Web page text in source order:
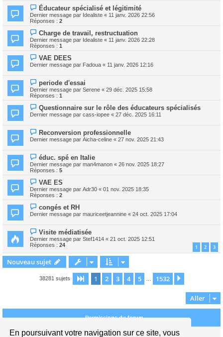
En poursuivant votre navigation sur ce site, vous
Éducateur spécialisé et légitimité
Dernier message par Idealiste « 11 janv. 2026 22:56
Réponses : 2
Charge de travail, restructuation
Dernier message par Idealiste « 11 janv. 2026 22:28
Réponses : 1
VAE DEES
Dernier message par Fadoua « 11 janv. 2026 12:16
periode d'essai
Dernier message par Serene « 29 déc. 2025 15:58
Réponses : 1
Questionnaire sur le rôle des éducateurs spécialisés
Dernier message par cass-iopee « 27 déc. 2025 16:11
Reconversion professionnelle
Dernier message par Aicha-celine « 27 nov. 2025 21:43
éduc. spé en Italie
Dernier message par man4manon « 26 nov. 2025 18:27
Réponses : 5
VAE ES
Dernier message par Adr30 « 01 nov. 2025 18:35
Réponses : 2
congés et RH
Dernier message par mauriceetjeannine « 24 oct. 2025 17:04
Visite médiatisée
Dernier message par Stef1414 « 21 oct. 2025 12:51
Réponses : 24 1 2 3
Nouveau sujet
38281 sujets Page 1sur1532
1 2 3 4 5 1532
Aller
Permissions du forum
Vous ne pouvez pas publier de nouveaux sujets dans ce forum